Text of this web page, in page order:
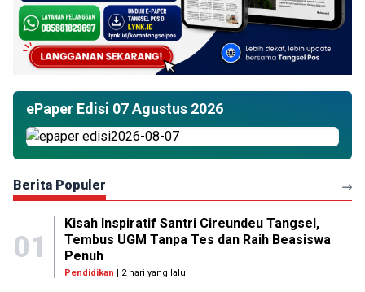
ePaper Edisi 07 Agustus 2026
Berita Populer
01
Kisah Inspiratif Santri Cireundeu Tangsel,
Tembus UGM Tanpa Tes dan Raih Beasiswa
Penuh
Pendidikan | 2 hari yang lalu